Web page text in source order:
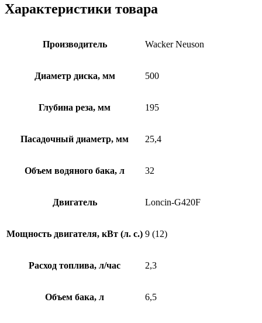
Характеристики товара
Производитель Wacker Neuson
Диаметр диска, мм 500
Глубина реза, мм 195
Пасадочный диаметр, мм 25,4
Объем водяного бака, л 32
Двигатель Loncin-G420F
Мощность двигателя, кВт (л. с.) 9 (12)
Расход топлива, л/час 2,3
Объем бака, л 6,5